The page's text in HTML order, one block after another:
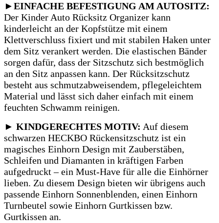
►EINFACHE BEFESTIGUNG AM AUTOSITZ:
Der Kinder Auto Rücksitz Organizer kann
kinderleicht an der Kopfstütze mit einem
Klettverschluss fixiert und mit stabilen Haken unter
dem Sitz verankert werden. Die elastischen Bänder
sorgen dafür, dass der Sitzschutz sich bestmöglich
an den Sitz anpassen kann. Der Rücksitzschutz
besteht aus schmutzabweisendem, pflegeleichtem
Material und lässt sich daher einfach mit einem
feuchten Schwamm reinigen.
► KINDGERECHTES MOTIV: Auf diesem
schwarzen HECKBO Rückensitzschutz ist ein
magisches Einhorn Design mit Zauberstäben,
Schleifen und Diamanten in kräftigen Farben
aufgedruckt – ein Must-Have für alle die Einhörner
lieben. Zu diesem Design bieten wir übrigens auch
passende Einhorn Sonnenblenden, einen Einhorn
Turnbeutel sowie Einhorn Gurtkissen bzw.
Gurtkissen an.